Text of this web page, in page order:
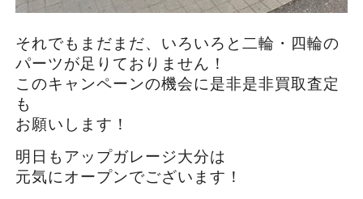
それでもまだまだ、いろいろと二輪・四輪の
パーツが足りておりません！
このキャンペーンの機会に是非是非買取査定
も
お願いします！
明日もアップガレージ大分は
元気にオープンでございます！